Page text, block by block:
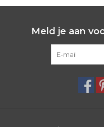
Meld je aan